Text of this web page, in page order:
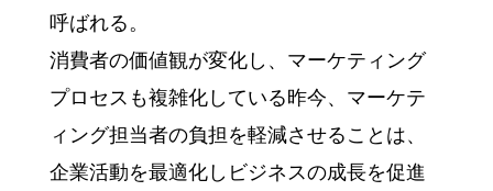
呼ばれる。
消費者の価値観が変化し、マーケティング
プロセスも複雑化している昨今、マーケテ
ィング担当者の負担を軽減させることは、
企業活動を最適化しビジネスの成長を促進